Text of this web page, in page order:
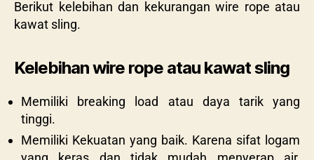
Berikut kelebihan dan kekurangan wire rope atau
kawat sling.
Kelebihan wire rope atau kawat sling
Memiliki breaking load atau daya tarik yang
tinggi.
Memiliki Kekuatan yang baik. Karena sifat logam